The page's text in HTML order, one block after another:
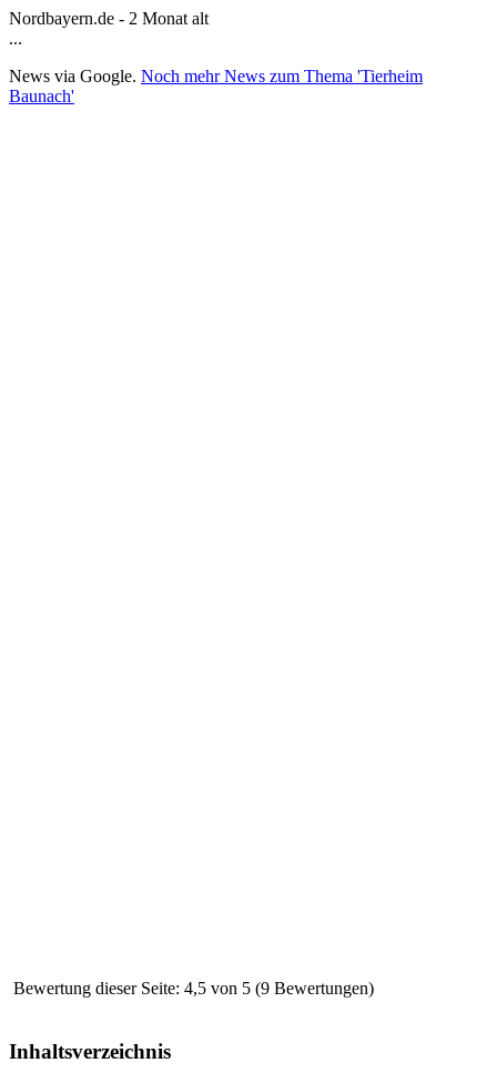
Nordbayern.de - 2 Monat alt
...
News via Google. Noch mehr News zum Thema 'Tierheim
Baunach'
Bewertung dieser Seite: 4,5 von 5 (9 Bewertungen)
Inhaltsverzeichnis